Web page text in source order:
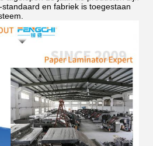
en fabriek is toegestaan